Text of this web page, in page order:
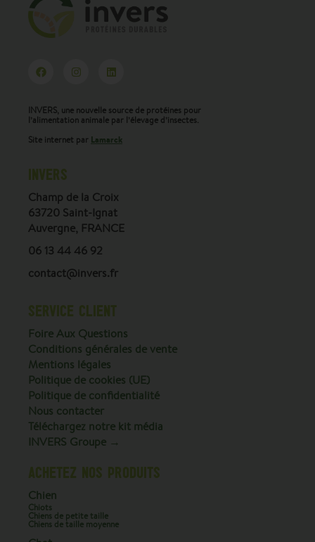
INVERS, une nouvelle source de protéines pour
l’alimentation animale par l’élevage d’insectes.
Site internet par Lamarck
INVERS
Champ de la Croix
63720 Saint-Ignat
Auvergne, FRANCE
06 13 44 46 92
contact@invers.fr
SERVICE CLIENT
Foire Aux Questions
Conditions générales de vente
Mentions légales
Politique de cookies (UE)
Politique de confidentialité
Nous contacter
Téléchargez notre kit média
INVERS Groupe →
ACHETEZ NOS PRODUITS
Chien
Chiots
Chiens de petite taille
Chiens de taille moyenne